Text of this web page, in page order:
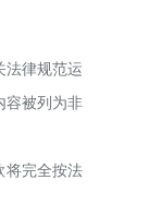
法律规范运
容被列为非
将完全按法